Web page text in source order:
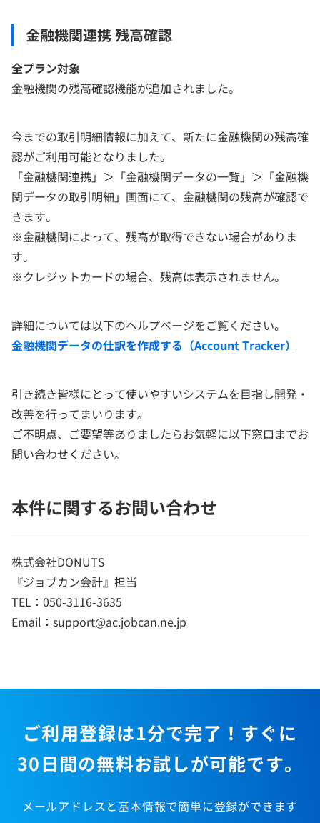
金融機関連携 残高確認
全プラン対象
金融機関の残高確認機能が追加されました。
今までの取引明細情報に加えて、新たに金融機関の残高確
認がご利用可能となりました。
「金融機関連携」＞「金融機関データの一覧」＞「金融機
関データの取引明細」画面にて、金融機関の残高が確認で
きます。
※金融機関によって、残高が取得できない場合がありま
す。
※クレジットカードの場合、残高は表示されません。
詳細については以下のヘルプページをご覧ください。
金融機関データの仕訳を作成する（Account Tracker）
引き続き皆様にとって使いやすいシステムを目指し開発・
改善を行ってまいります。
ご不明点、ご要望等ありましたらお気軽に以下窓口までお
問い合わせください。
本件に関するお問い合わせ
株式会社DONUTS
『ジョブカン会計』担当
TEL：050-3116-3635
Email：support@ac.jobcan.ne.jp
ご利用登録は1分で完了！すぐに
30日間の無料お試しが可能です。
メールアドレスと基本情報で簡単に登録ができます